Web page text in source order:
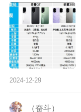
2024-12-29
（奋斗）